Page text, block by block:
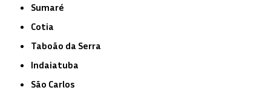
Sumaré
Cotia
Taboão da Serra
Indaiatuba
São Carlos